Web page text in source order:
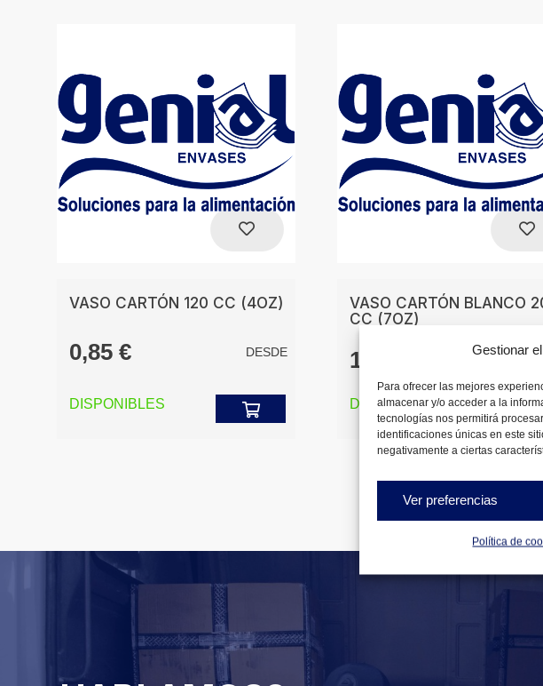
Gestionar
Para ofrecer las mejores
almacenar y/o acceder a la
tecnologías nos permitirá
identificaciones únicas en este
negativamente a ciertas
Ver preferencias
Política de
VASO CARTÓN 120 CC (4OZ)
0,85€ DESDE
DISPONIBLES
VASO CARTÓN BLANCO
CC (7OZ)
1,00
DISPONIBLES